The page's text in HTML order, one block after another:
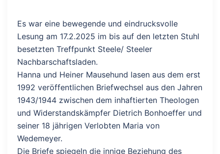
Es war eine bewegende und eindrucksvolle
Lesung am 17.2.2025 im bis auf den letzten Stuhl
besetzten Treffpunkt Steele/ Steeler
Nachbarschaftsladen.
Hanna und Heiner Mausehund lasen aus dem erst
1992 veröffentlichen Briefwechsel aus den Jahren
1943/1944 zwischen dem inhaftierten Theologen
und Widerstandskämpfer Dietrich Bonhoeffer und
seiner 18 jährigen Verlobten Maria von
Wedemeyer.
Die Briefe spiegeln die innige Beziehung des